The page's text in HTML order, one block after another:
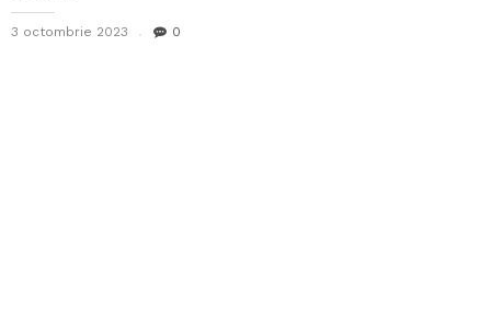
3 octombrie 2023 0